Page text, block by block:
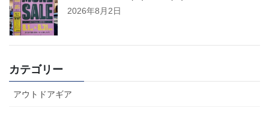
2026年8月2日
カテゴリー
アウトドアギア